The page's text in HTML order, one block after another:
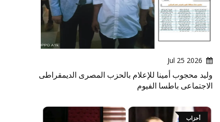
2026 Jul 25
وليد محجوب أمينا للإعلام بالحزب المصرى الديمقراطى
الاجتماعى باطسا الفيوم
أحزاب